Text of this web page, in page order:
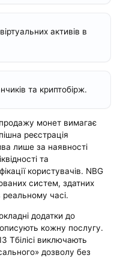
активів в
та криптобірж.
продажу монет вимагає
реєстрація
лише за наявності
та
користувачів. NBG
систем, здатних
реальному часі.
додатки до
кожну послугу.
Тбілісі виключають
дозволу без